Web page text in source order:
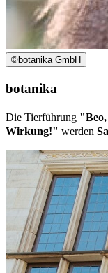
©botanika GmbH
botanika
Die Tierführung
Wirkung!" werden